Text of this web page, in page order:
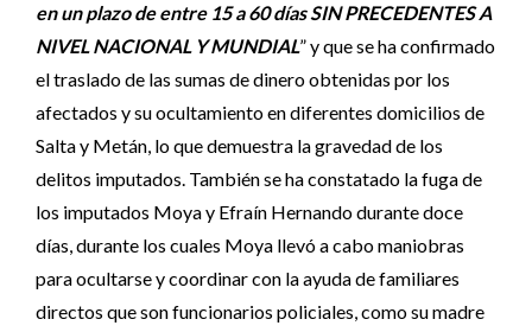
en un plazo de entre 15 a 60 días SIN PRECEDENTES A
NIVEL NACIONAL Y MUNDIAL” y que se ha confirmado
el traslado de las sumas de dinero obtenidas por los
afectados y su ocultamiento en diferentes domicilios de
Salta y Metán, lo que demuestra la gravedad de los
delitos imputados. También se ha constatado la fuga de
los imputados Moya y Efraín Hernando durante doce
días, durante los cuales Moya llevó a cabo maniobras
para ocultarse y coordinar con la ayuda de familiares
directos que son funcionarios policiales, como su madre